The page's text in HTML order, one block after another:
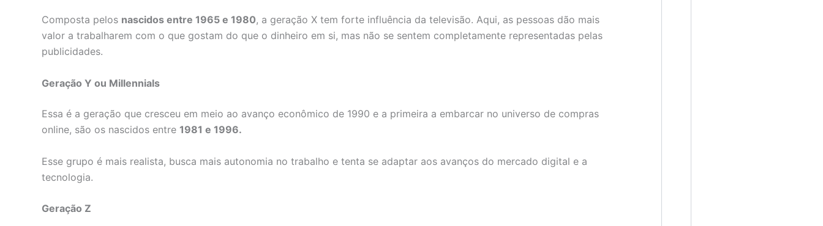
Composta pelos nascidos entre 1965 e 1980, a geração X tem forte influência da televisão. Aqui, as pessoas dão mais
valor a trabalharem com o que gostam do que o dinheiro em si, mas não se sentem completamente representadas pelas
publicidades.
Geração Y ou Millennials
Essa é a geração que cresceu em meio ao avanço econômico de 1990 e a primeira a embarcar no universo de compras
online, são os nascidos entre 1981 e 1996.
Esse grupo é mais realista, busca mais autonomia no trabalho e tenta se adaptar aos avanços do mercado digital e a
tecnologia.
Geração Z